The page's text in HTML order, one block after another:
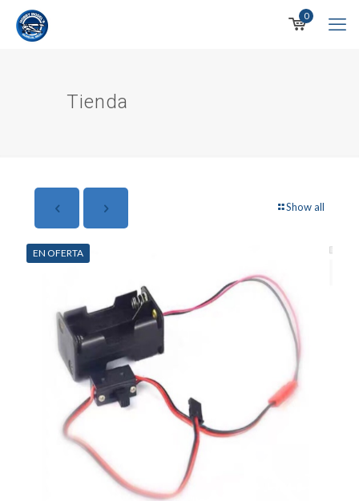
0
Tienda
Show all
EN OFERTA